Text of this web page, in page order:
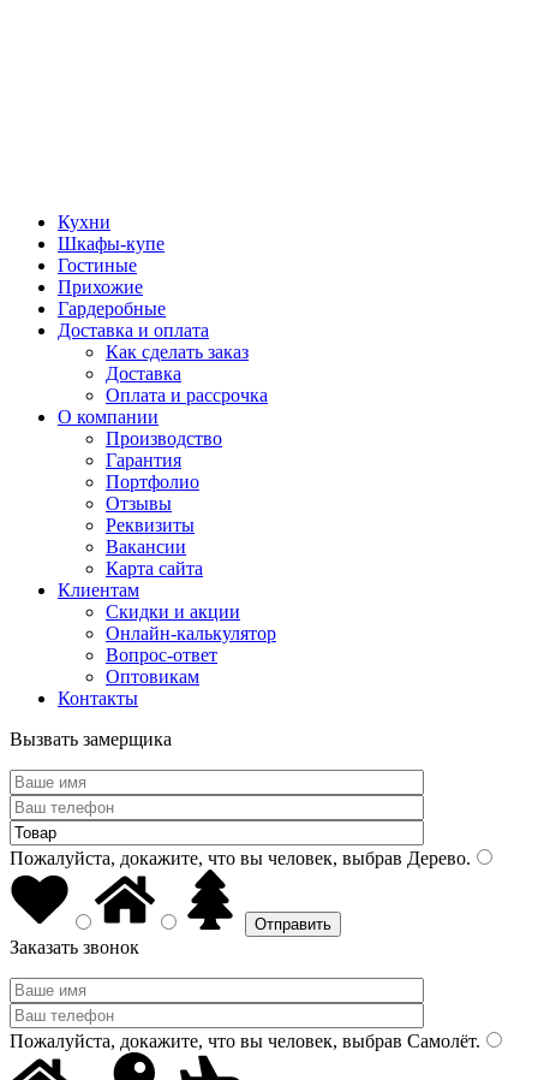
Кухни
Шкафы-купе
Гостиные
Прихожие
Гардеробные
Доставка и оплата
Как сделать заказ
Доставка
Оплата и рассрочка
О компании
Производство
Гарантия
Портфолио
Отзывы
Реквизиты
Вакансии
Карта сайта
Клиентам
Скидки и акции
Онлайн-калькулятор
Вопрос-ответ
Оптовикам
Контакты
Вызвать замерщика
Пожалуйста, докажите, что вы человек, выбрав Дерево.
Заказать звонок
Пожалуйста, докажите, что вы человек, выбрав Самолёт.